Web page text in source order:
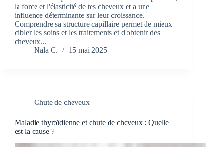
la force et l'élasticité de tes cheveux et a une
influence déterminante sur leur croissance.
Comprendre sa structure capillaire permet de mieux
cibler les soins et les traitements et d'obtenir des
cheveux...
Nala C.
15 mai 2025
Chute de cheveux
Maladie thyroïdienne et chute de cheveux : Quelle
est la cause ?